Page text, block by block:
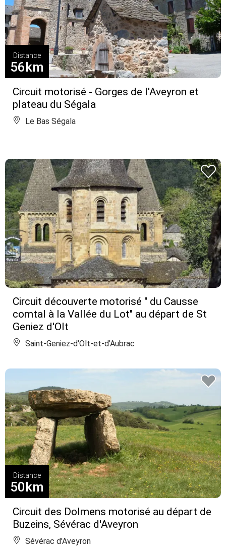
Circuit motorisé - Gorges de l'Aveyron et
plateau du Ségala
Distance
56km
Le Bas Ségala
Circuit découverte motorisé " du Causse
comtal à la Vallée du Lot" au départ de St
Geniez d'Olt
Saint-Geniez-d'Olt-et-d'Aubrac
Circuit des Dolmens motorisé au départ de
Buzeins, Sévérac d'Aveyron
Distance
50km
Sévérac d'Aveyron